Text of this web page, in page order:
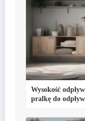
Wysokość
pralkę do